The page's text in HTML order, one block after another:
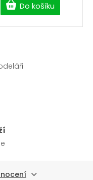
Do košíku